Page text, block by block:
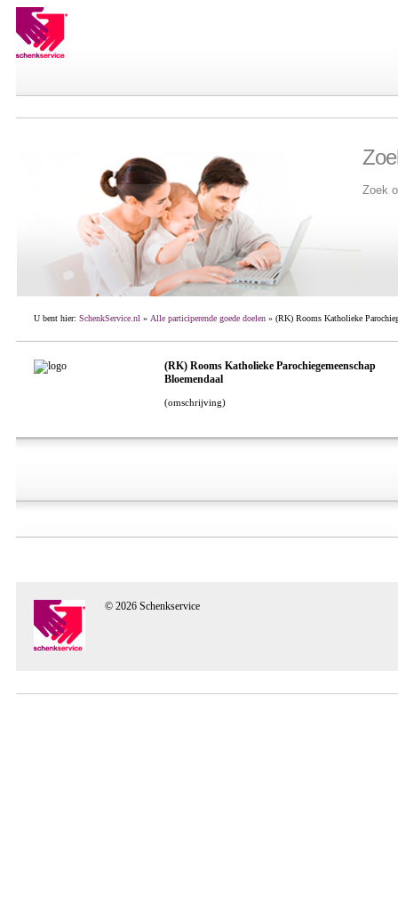
Zoek
U bent hier: SchenkService.nl » Alle participerende goede doelen» (RK) Rooms Katholieke
(RK) Rooms Katholieke Parochiegemeenschap
Bloemendaal
(omschrijving)
© 2026 Schenkservice